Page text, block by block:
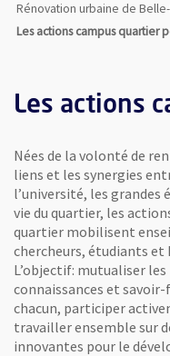
Rénovation urbaine de
Les actions campus quartier
Les actions
Nées de la volonté de
liens et les synergies
l’université, les grandes
vie du quartier, les
quartier mobilisent
chercheurs, étudiants et
L’objectif: mutualiser les
connaissances et savoir-
chacun, participer
travailler ensemble sur
innovantes pour le